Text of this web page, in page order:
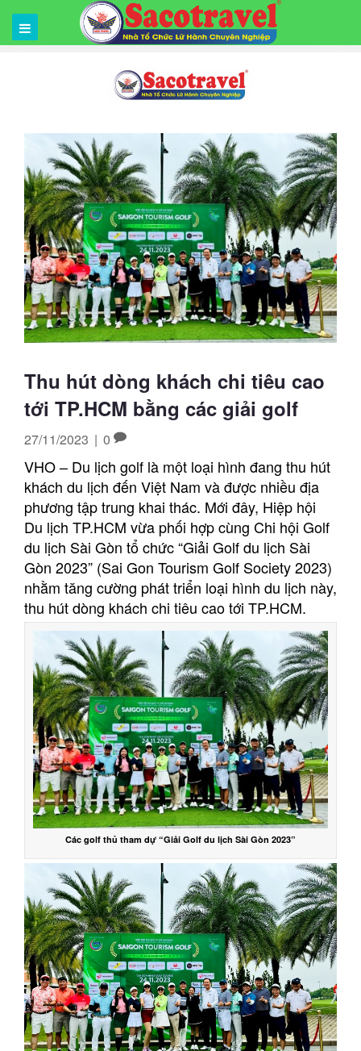
Thu hút dòng khách chi tiêu cao
tới TP.HCM bằng các giải golf
27/11/2023 | 0
VHO – Du lịch golf là một loại hình đang thu hút
khách du lịch đến Việt Nam và được nhiều địa
phương tập trung khai thác. Mới đây, Hiệp hội
Du lịch TP.HCM vừa phối hợp cùng Chi hội Golf
du lịch Sài Gòn tổ chức “Giải Golf du lịch Sài
Gòn 2023” (Sai Gon Tourism Golf Society 2023)
nhằm tăng cường phát triển loại hình du lịch này,
thu hút dòng khách chi tiêu cao tới TP.HCM.
Các golf thủ tham dự “Giải Golf du lịch Sài Gòn 2023”